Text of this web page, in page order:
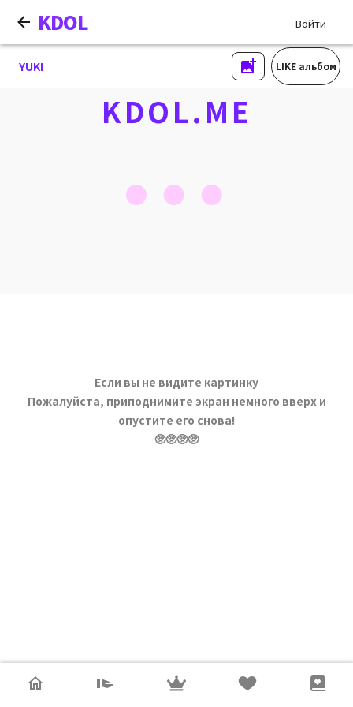
KDOL Войти
YUKI LIKE альбом
KDOL.ME
Если вы не видите картинку
Пожалуйста, приподнимите экран немного вверх и
опустите его снова!
🥺🥺🥺🥺